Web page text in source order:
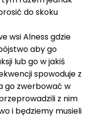
do skoku
wsi Alness gdzie
aby go
lub go w jakiś
spowoduje z
go zwerbować w
z nim
i będziemy musieli